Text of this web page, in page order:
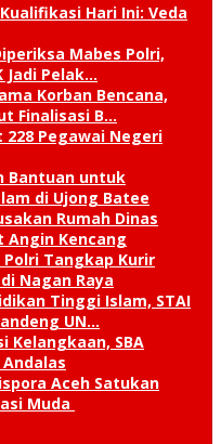
Hari Ini: Veda
Mabes Polri,
Jadi Pelak…
Korban Bencana,
Finalisasi B…
Pegawai Negeri
Bantuan untuk
di Ujong Batee
Rumah Dinas
Kencang
Polri Tangkap Kurir
Nagan Raya
Tinggi Islam, STAI
UN…
Kelangkaan, SBA
Aceh Satukan
Muda